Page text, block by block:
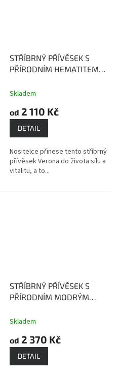
STŘÍBRNÝ PŘÍVĚSEK S
PŘÍRODNÍM HEMATITEM
naši ochranu
Skladem
od 2 110 Kč
DETAIL
Nositelce přinese tento stříbrný
přívěsek Verona do života sílu a
vitalitu, a to...
STŘÍBRNÝ PŘÍVĚSEK S
PŘÍRODNÍM MODRÝM
Topaz dodává vnitřní sílu a
Skladem
od 2 370 Kč
DETAIL